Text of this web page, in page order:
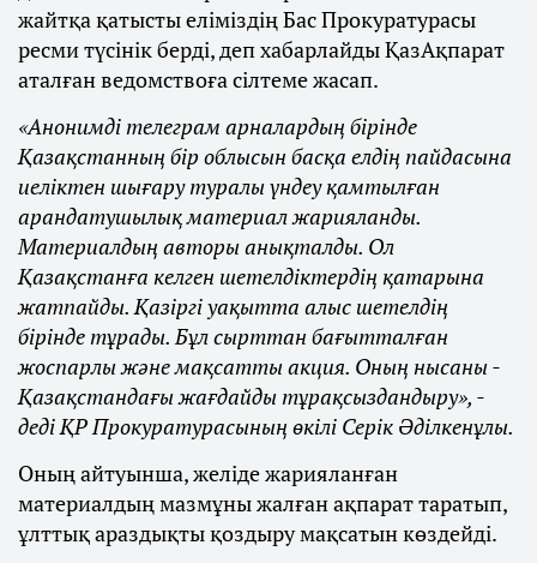
жайтқа қатысты еліміздің Бас Прокуратурасы
ресми түсінік берді, деп хабарлайды ҚазАқпарат
аталған ведомствоға сілтеме жасап.
«Анонимді телеграм арналардың бірінде
Қазақстанның бір облысын басқа елдің пайдасына
иеліктен шығару туралы үндеу қамтылған
арандатушылық материал жарияланды.
Материалдың авторы анықталды. Ол
Қазақстанға келген шетелдіктердің қатарына
жатпайды. Қазіргі уақытта алыс шетелдің
бірінде тұрады. Бұл сырттан бағытталған
жоспарлы және мақсатты акция. Оның нысаны -
Қазақстандағы жағдайды тұрақсыздандыру», -
деді ҚР Прокуратурасының өкілі Серік Әділкенұлы.
Оның айтуынша, желіде жарияланған
материалдың мазмұны жалған ақпарат таратып,
ұлттық араздықты қоздыру мақсатын көздейді.